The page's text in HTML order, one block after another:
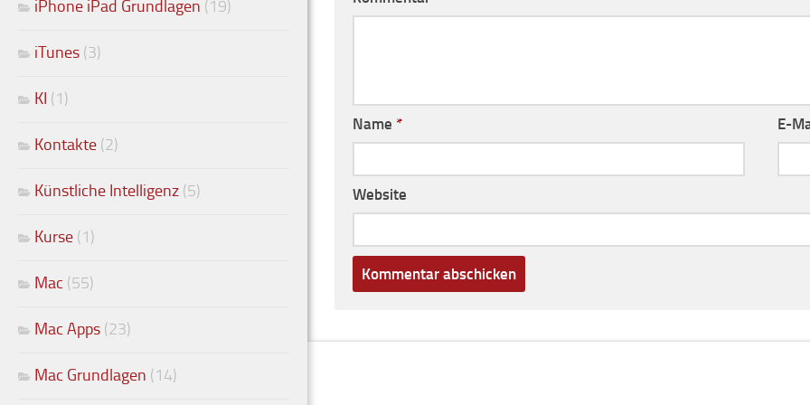
Name * E-
Website
iPhone iPad Grundlagen (19)
iTunes (3)
KI (1)
Kontakte (2)
Künstliche Intelligenz (5)
Kurse (1)
Mac (55)
Mac Apps (23)
Mac Grundlagen (14)